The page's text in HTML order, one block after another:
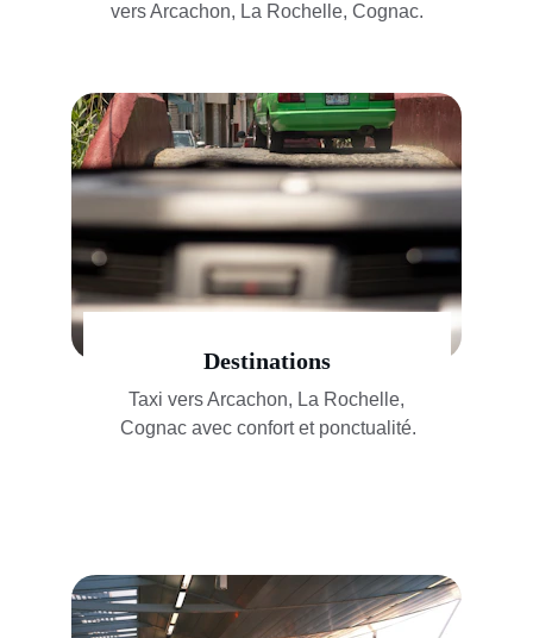
vers Arcachon, La Rochelle, Cognac.
Destinations
Taxi vers Arcachon, La Rochelle,
Cognac avec confort et ponctualité.